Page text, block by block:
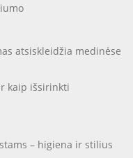
atsiskleidžia medinėse
kaip išsirinkti
– higiena ir stilius